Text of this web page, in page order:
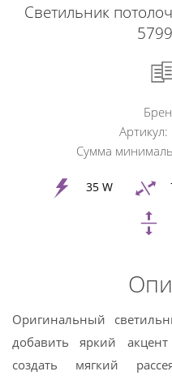
Светильник
Артикул:
Сумма
35 W
Оригинальный
добавить яркий
создать мягкий